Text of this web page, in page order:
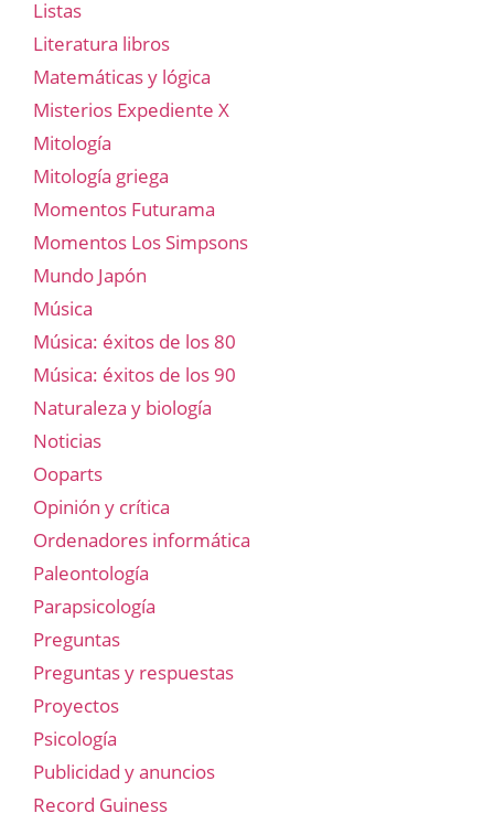
Listas
Literatura libros
Matemáticas y lógica
Misterios Expediente X
Mitología
Mitología griega
Momentos Futurama
Momentos Los Simpsons
Mundo Japón
Música
Música: éxitos de los 80
Música: éxitos de los 90
Naturaleza y biología
Noticias
Ooparts
Opinión y crítica
Ordenadores informática
Paleontología
Parapsicología
Preguntas
Preguntas y respuestas
Proyectos
Psicología
Publicidad y anuncios
Record Guiness